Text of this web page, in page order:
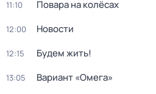
11:10 Повара на колёсах
12:00 Новости
12:15 Будем жить!
13:05 Вариант «Омега»